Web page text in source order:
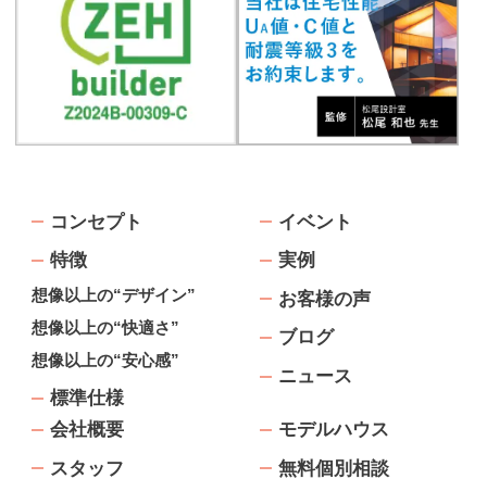
コンセプト
特徴
想像以上の“デザイン”
想像以上の“快適さ”
想像以上の“安心感”
標準仕様
会社概要
スタッフ
イベント
実例
お客様の声
ブログ
ニュース
モデルハウス
無料個別相談